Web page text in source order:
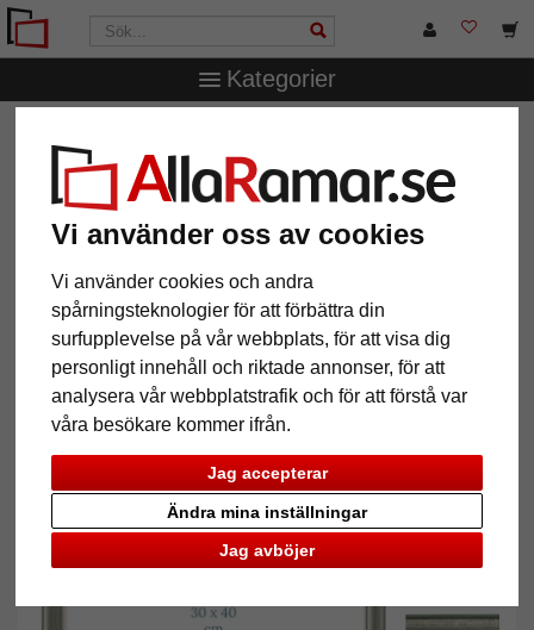
Vi använder oss av cookies
Vi använder cookies och andra
spårningsteknologier för att förbättra din
surfupplevelse på vår webbplats, för att visa dig
personligt innehåll och riktade annonser, för att
analysera vår webbplatstrafik och för att förstå var
våra besökare kommer ifrån.
Jag accepterar
Jag avböjer
Ändra mina inställningar
Kategorier
Gomera
Träram La Gomera
Tillbaka